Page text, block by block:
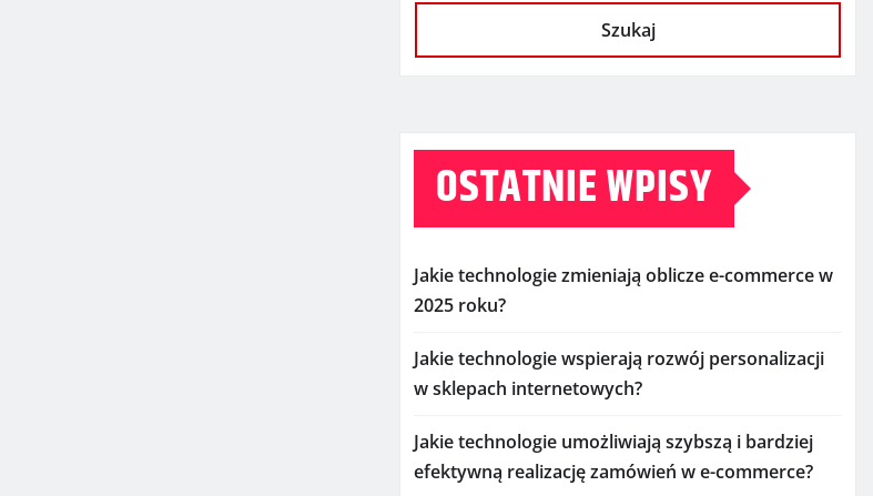
Szukaj
OSTATNIE WPISY
Jakie technologie zmieniają oblicze e-commerce w
2025 roku?
Jakie technologie wspierają rozwój personalizacji
w sklepach internetowych?
Jakie technologie umożliwiają szybszą i bardziej
efektywną realizację zamówień w e-commerce?